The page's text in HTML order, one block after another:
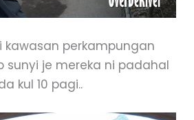
kawasan perkampungan
sunyi je mereka ni padahal
kul 10 pagi..